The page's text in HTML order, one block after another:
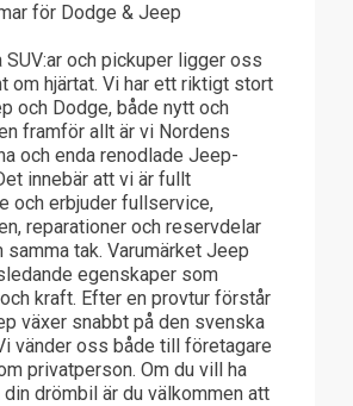
för Dodge & Jeep
SUV:ar och pickuper ligger oss
om hjärtat. Vi har ett riktigt stort
och Dodge, både nytt och
framför allt är vi Nordens
och enda renodlade Jeep-
innebär att vi är fullt
och erbjuder fullservice,
reparationer och reservdelar
samma tak. Varumärket Jeep
egenskaper som
kraft. Efter en provtur förstår
växer snabbt på den svenska
vänder oss både till företagare
privatperson. Om du vill ha
drömbil är du välkommen att